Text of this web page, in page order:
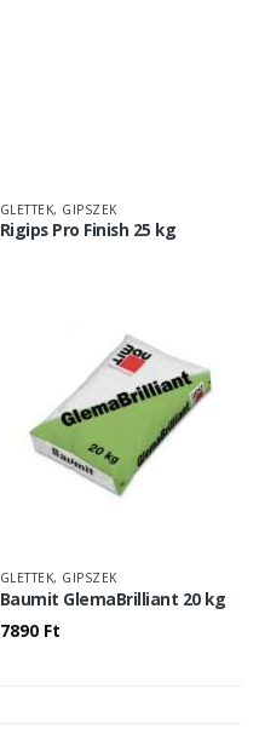
GLETTEK, GIPSZEK
Rigips Pro Finish 25 kg
GLETTEK, GIPSZEK
Baumit GlemaBrilliant 20 kg
7890 Ft